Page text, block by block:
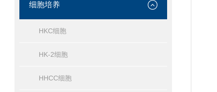
细胞培养
HKC细胞
HK-2细胞
HHCC细胞